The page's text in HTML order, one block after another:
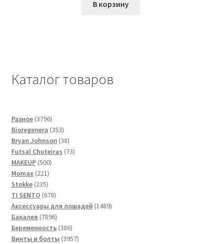
В корзину
Каталог товаров
Разное 37963796
товаров
Bioregenera 353353
товара
Bryan Johnson 3838
товаров
Futsal Сhuteiras 7373
MAKEUP 500500
Momax 221221
товар
Stokke 235235
товаров
TI SENTO 678678
товаров
Аксессуары для лошадей 14891489
Бакалея 78967896
товаров
Беременность 386386
товаров
Винты и болты 39573957